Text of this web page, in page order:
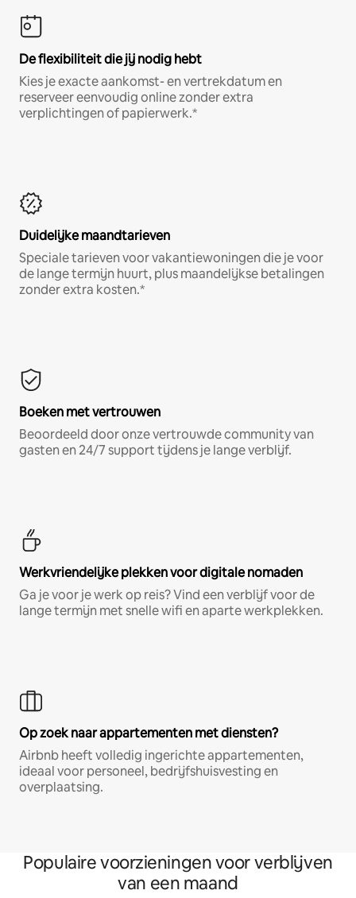
De flexibiliteit die jij nodig hebt
Kies je exacte aankomst- en vertrekdatum en
reserveer eenvoudig online zonder extra
verplichtingen of papierwerk.*
Duidelijke maandtarieven
Speciale tarieven voor vakantiewoningen die je voor
de lange termijn huurt, plus maandelijkse betalingen
zonder extra kosten.*
Boeken met vertrouwen
Beoordeeld door onze vertrouwde community van
gasten en 24/7 support tijdens je lange verblijf.
Werkvriendelijke plekken voor digitale nomaden
Ga je voor je werk op reis? Vind een verblijf voor de
lange termijn met snelle wifi en aparte werkplekken.
Op zoek naar appartementen met diensten?
Airbnb heeft volledig ingerichte appartementen,
ideaal voor personeel, bedrijfshuisvesting en
overplaatsing.
Populaire voorzieningen voor verblijven
van een maand